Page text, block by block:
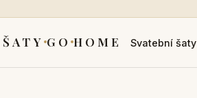
ŠATY GOHOME Svatební šaty